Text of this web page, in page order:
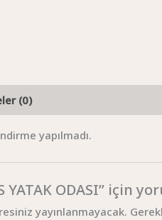
(0)
yapılmadı.
YATAK ODASI” için
yayınlanmayacak.